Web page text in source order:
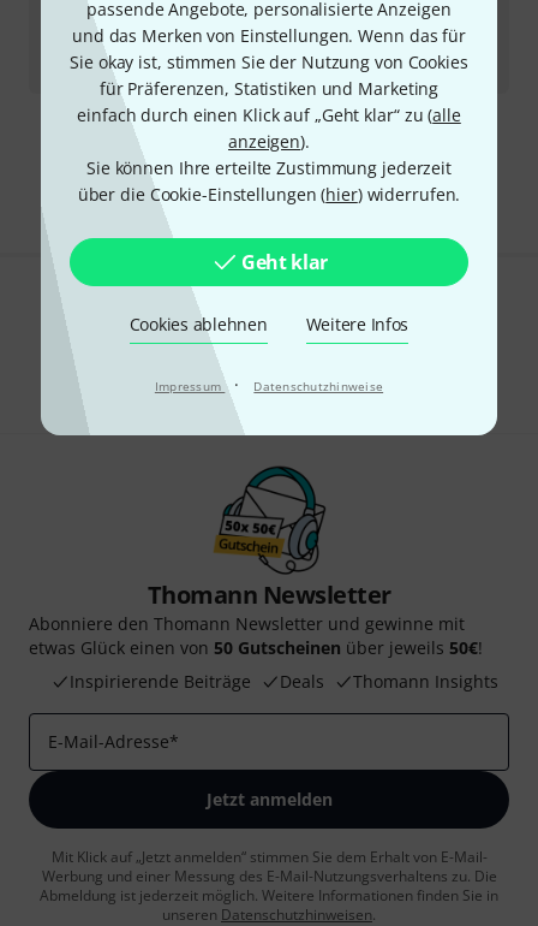
passende Angebote, personalisierte Anzeigen
und das Merken von Einstellungen. Wenn das für
Sie okay ist, stimmen Sie der Nutzung von Cookies
für Präferenzen, Statistiken und Marketing
einfach durch einen Klick auf „Geht klar“ zu (alle
anzeigen).
Sie können Ihre erteilte Zustimmung jederzeit
über die Cookie-Einstellungen (hier) widerrufen.
Geht klar
Cookies ablehnen Weitere Infos
Impressum · Datenschutzhinweise
8
Sofort lieferbar
259 €
Kostenloser Versand ab 29 €
Alle Preise inkl. MwSt.
Gefällt Ihnen, was Sie sehen?
Thomann Newsletter
Abonniere den Thomann Newsletter und gewinne mit
etwas Glück einen von 50 Gutscheinen über jeweils 50€!
Inspirierende Beiträge
Deals Thomann Insights
E-Mail-Adresse*
Jetzt anmelden
Mit Klick auf „Jetzt anmelden“ stimmen Sie dem Erhalt von E-Mail-
Werbung und einer Messung des E-Mail-Nutzungsverhaltens zu. Die
Abmeldung ist jederzeit möglich. Weitere Informationen finden Sie in
unseren Datenschutzhinweisen.